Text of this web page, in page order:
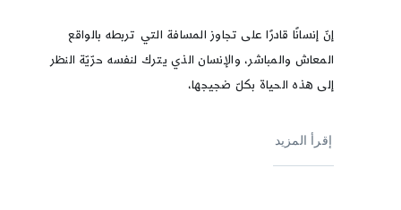
إنّ إنسانًا قادرًا على تجاوز المسافة التي تربطه بالواقع
المعاش والمباشر، والإنسان الذي يترك لنفسه حرّيّة النظر
إلى هذه الحياة بكلّ ضجيجها،
إقرأ المزيد